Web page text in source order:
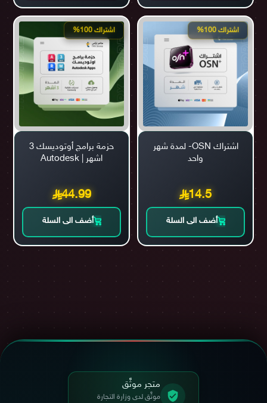
اشتراك 100%
اشتراك OSN- لمدة شهر
واحد
14.5
أضف الى السلة
اشتراك 100%
حزمة برامج أوتوديسك 3
اشهر | Autodesk
44.99
أضف الى السلة
متجر موثَّق
موثَّق لدى وزارة التجارة